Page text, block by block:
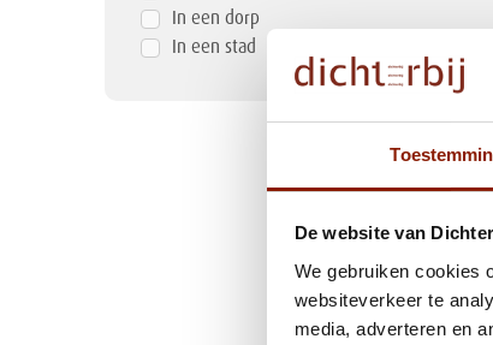
De website van
We gebruiken cookies
websiteverkeer te
media, adverteren en
In een dorp
In een stad